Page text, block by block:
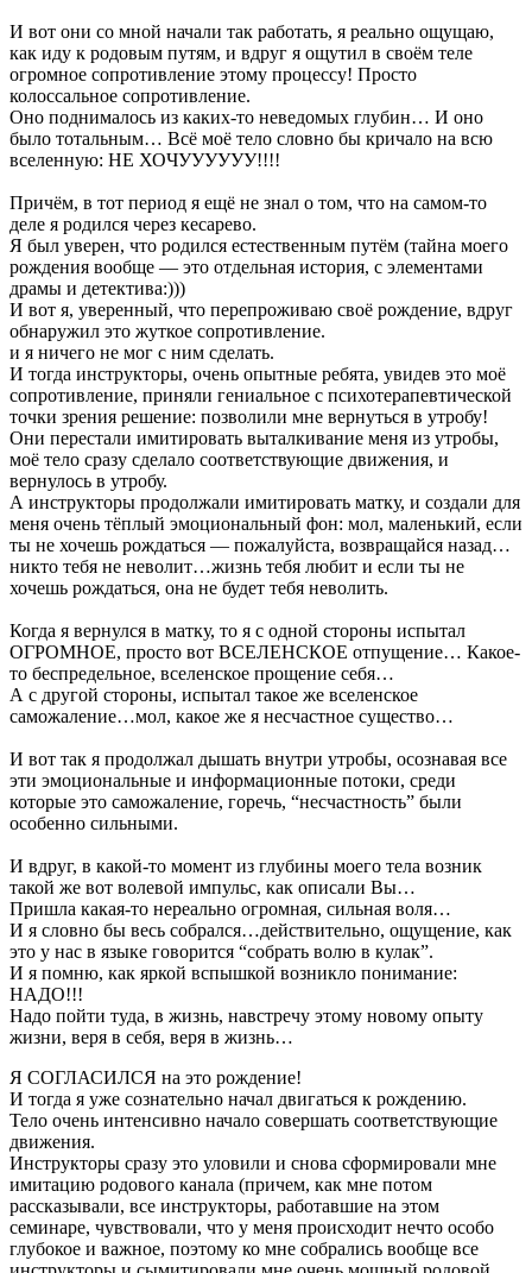
И вот они со мной начали так работать, я реально ощущаю,
как иду к родовым путям, и вдруг я ощутил в своём теле
огромное сопротивление этому процессу! Просто
колоссальное сопротивление.
Оно поднималось из каких-то неведомых глубин… И оно
было тотальным… Всё моё тело словно бы кричало на всю
вселенную: НЕ ХОЧУУУУУУ!!!!
Причём, в тот период я ещё не знал о том, что на самом-то
деле я родился через кесарево.
Я был уверен, что родился естественным путём (тайна моего
рождения вообще — это отдельная история, с элементами
драмы и детектива:)))
И вот я, уверенный, что перепроживаю своё рождение, вдруг
обнаружил это жуткое сопротивление.
и я ничего не мог с ним сделать.
И тогда инструкторы, очень опытные ребята, увидев это моё
сопротивление, приняли гениальное с психотерапевтической
точки зрения решение: позволили мне вернуться в утробу!
Они перестали имитировать выталкивание меня из утробы,
моё тело сразу сделало соответствующие движения, и
вернулось в утробу.
А инструкторы продолжали имитировать матку, и создали для
меня очень тёплый эмоциональный фон: мол, маленький, если
ты не хочешь рождаться — пожалуйста, возвращайся назад…
никто тебя не неволит…жизнь тебя любит и если ты не
хочешь рождаться, она не будет тебя неволить.
Когда я вернулся в матку, то я с одной стороны испытал
ОГРОМНОЕ, просто вот ВСЕЛЕНСКОЕ отпущение… Какое-
то беспредельное, вселенское прощение себя…
А с другой стороны, испытал такое же вселенское
саможаление…мол, какое же я несчастное существо…
И вот так я продолжал дышать внутри утробы, осознавая все
эти эмоциональные и информационные потоки, среди
которые это саможаление, горечь, “несчастность” были
особенно сильными.
И вдруг, в какой-то момент из глубины моего тела возник
такой же вот волевой импульс, как описали Вы…
Пришла какая-то нереально огромная, сильная воля…
И я словно бы весь собрался…действительно, ощущение, как
это у нас в языке говорится “собрать волю в кулак”.
И я помню, как яркой вспышкой возникло понимание:
НАДО!!!
Надо пойти туда, в жизнь, навстречу этому новому опыту
жизни, веря в себя, веря в жизнь…
Я СОГЛАСИЛСЯ на это рождение!
И тогда я уже сознательно начал двигаться к рождению.
Тело очень интенсивно начало совершать соответствующие
движения.
Инструкторы сразу это уловили и снова сформировали мне
имитацию родового канала (причем, как мне потом
рассказывали, все инструкторы, работавшие на этом
семинаре, чувствовали, что у меня происходит нечто особо
глубокое и важное, поэтому ко мне собрались вообще все